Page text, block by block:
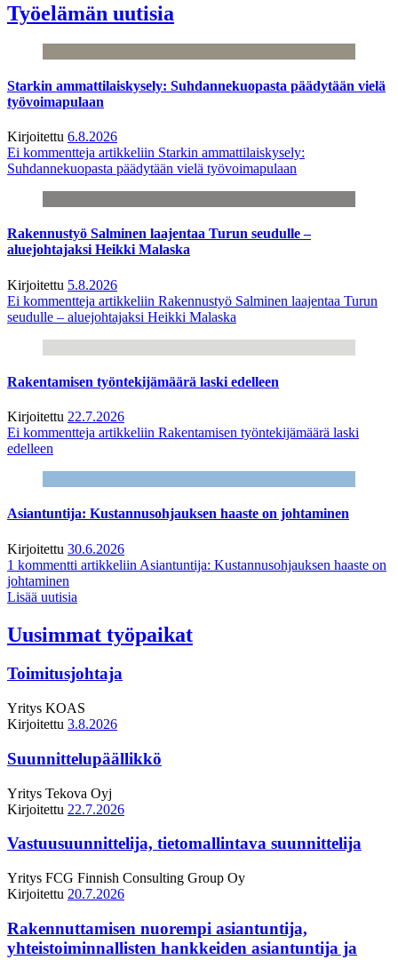
Työelämän uutisia
Starkin ammattilaiskysely: Suhdannekuopasta päädytään vielä
työvoimapulaan
Kirjoitettu 6.8.2026
Ei kommentteja artikkeliin Starkin ammattilaiskysely:
Suhdannekuopasta päädytään vielä työvoimapulaan
Rakennustyö Salminen laajentaa Turun seudulle –
aluejohtajaksi Heikki Malaska
Kirjoitettu 5.8.2026
Ei kommentteja artikkeliin Rakennustyö Salminen laajentaa Turun
seudulle – aluejohtajaksi Heikki Malaska
Rakentamisen työntekijämäärä laski edelleen
Kirjoitettu 22.7.2026
Ei kommentteja artikkeliin Rakentamisen työntekijämäärä laski
edelleen
Asiantuntija: Kustannusohjauksen haaste on johtaminen
Kirjoitettu 30.6.2026
1 kommentti artikkeliin Asiantuntija: Kustannusohjauksen haaste on
johtaminen
Lisää uutisia
Uusimmat työpaikat
Toimitusjohtaja
Yritys KOAS
Kirjoitettu 3.8.2026
Suunnittelupäällikkö
Yritys Tekova Oyj
Kirjoitettu 22.7.2026
Vastuusuunnittelija, tietomallintava suunnittelija
Yritys FCG Finnish Consulting Group Oy
Kirjoitettu 20.7.2026
Rakennuttamisen nuorempi asiantuntija,
yhteistoiminnallisten hankkeiden asiantuntija ja